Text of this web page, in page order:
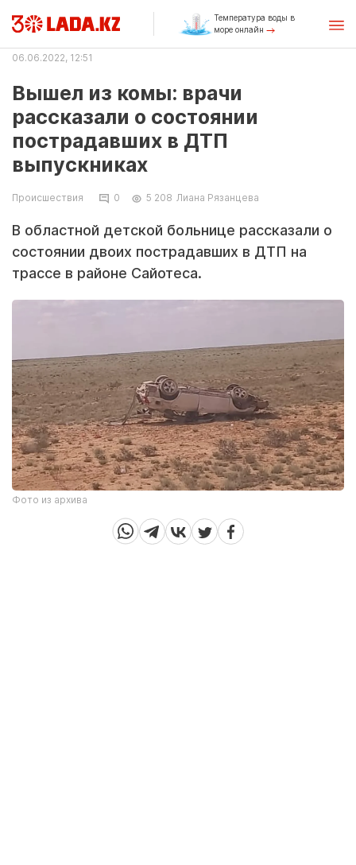
Температура воды в
море онлайн
06.06.2022, 12:51
Вышел из комы: врачи
рассказали о состоянии
пострадавших в ДТП
выпускниках
Происшествия 0 5 208 Лиана Рязанцева
В областной детской больнице рассказали о
состоянии двоих пострадавших в ДТП на
трассе в районе Сайотеса.
Фото из архива